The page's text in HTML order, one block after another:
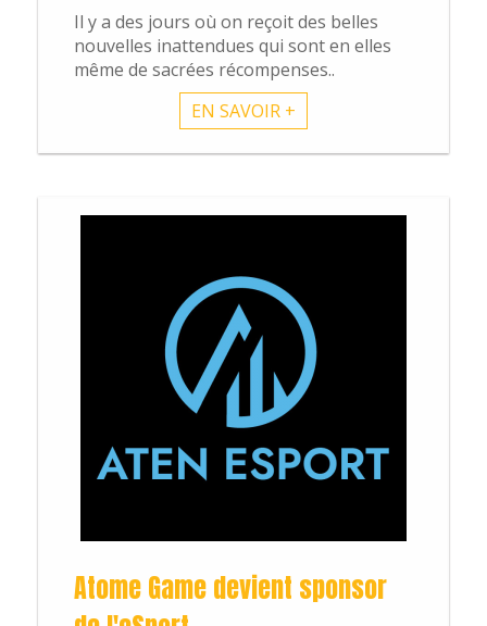
Il y a des jours où on reçoit des belles
nouvelles inattendues qui sont en elles
même de sacrées récompenses..
EN SAVOIR +
Atome Game devient sponsor